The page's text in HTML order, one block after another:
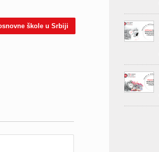
škole u Srbiji